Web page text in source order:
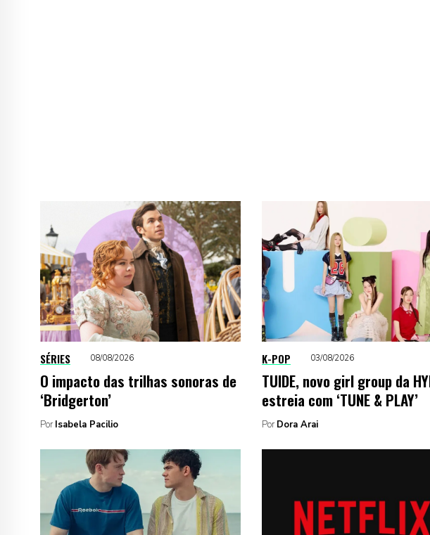
SÉRIES 08/08/2026
O impacto das trilhas sonoras de
‘Bridgerton’
Por Isabela Pacilio
K-POP 03/08/2026
TUIDE, novo girl group da
estreia com ‘TUNE & PLAY’
Por Dora Arai